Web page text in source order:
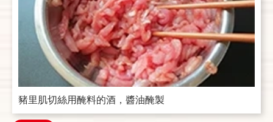
豬里肌切絲用醃料的酒，醬油醃製